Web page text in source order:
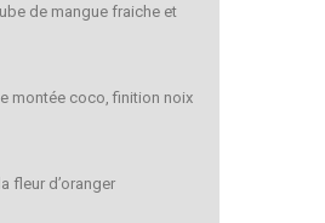
de mangue fraiche et
montée coco, finition noix
fleur d’oranger